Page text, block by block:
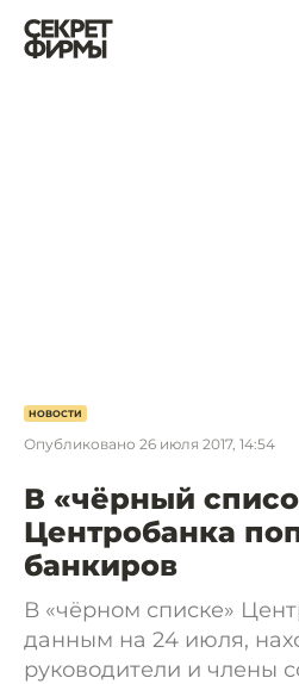
НОВОСТИ
Опубликовано 26 июля 2017, 14:54
В «чёрный
Центробанка
банкиров
В «чёрном списке»
данным на 24 июля,
руководители и члены